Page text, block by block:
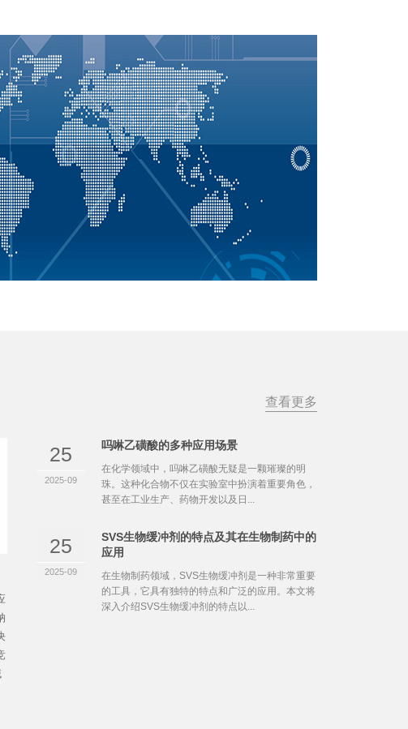
查看更多
25
2025-09
吗啉乙磺酸的多种应用场景
在化学领域中，吗啉乙磺酸无疑是一颗璀璨的明
珠。这种化合物不仅在实验室中扮演着重要角色，
甚至在工业生产、药物开发以及日...
25
2025-09
SVS生物缓冲剂的特点及其在生物制药中的
应用
在生物制药领域，SVS生物缓冲剂是一种非常重要
的工具，它具有独特的特点和广泛的应用。本文将
深入介绍SVS生物缓冲剂的特点以...